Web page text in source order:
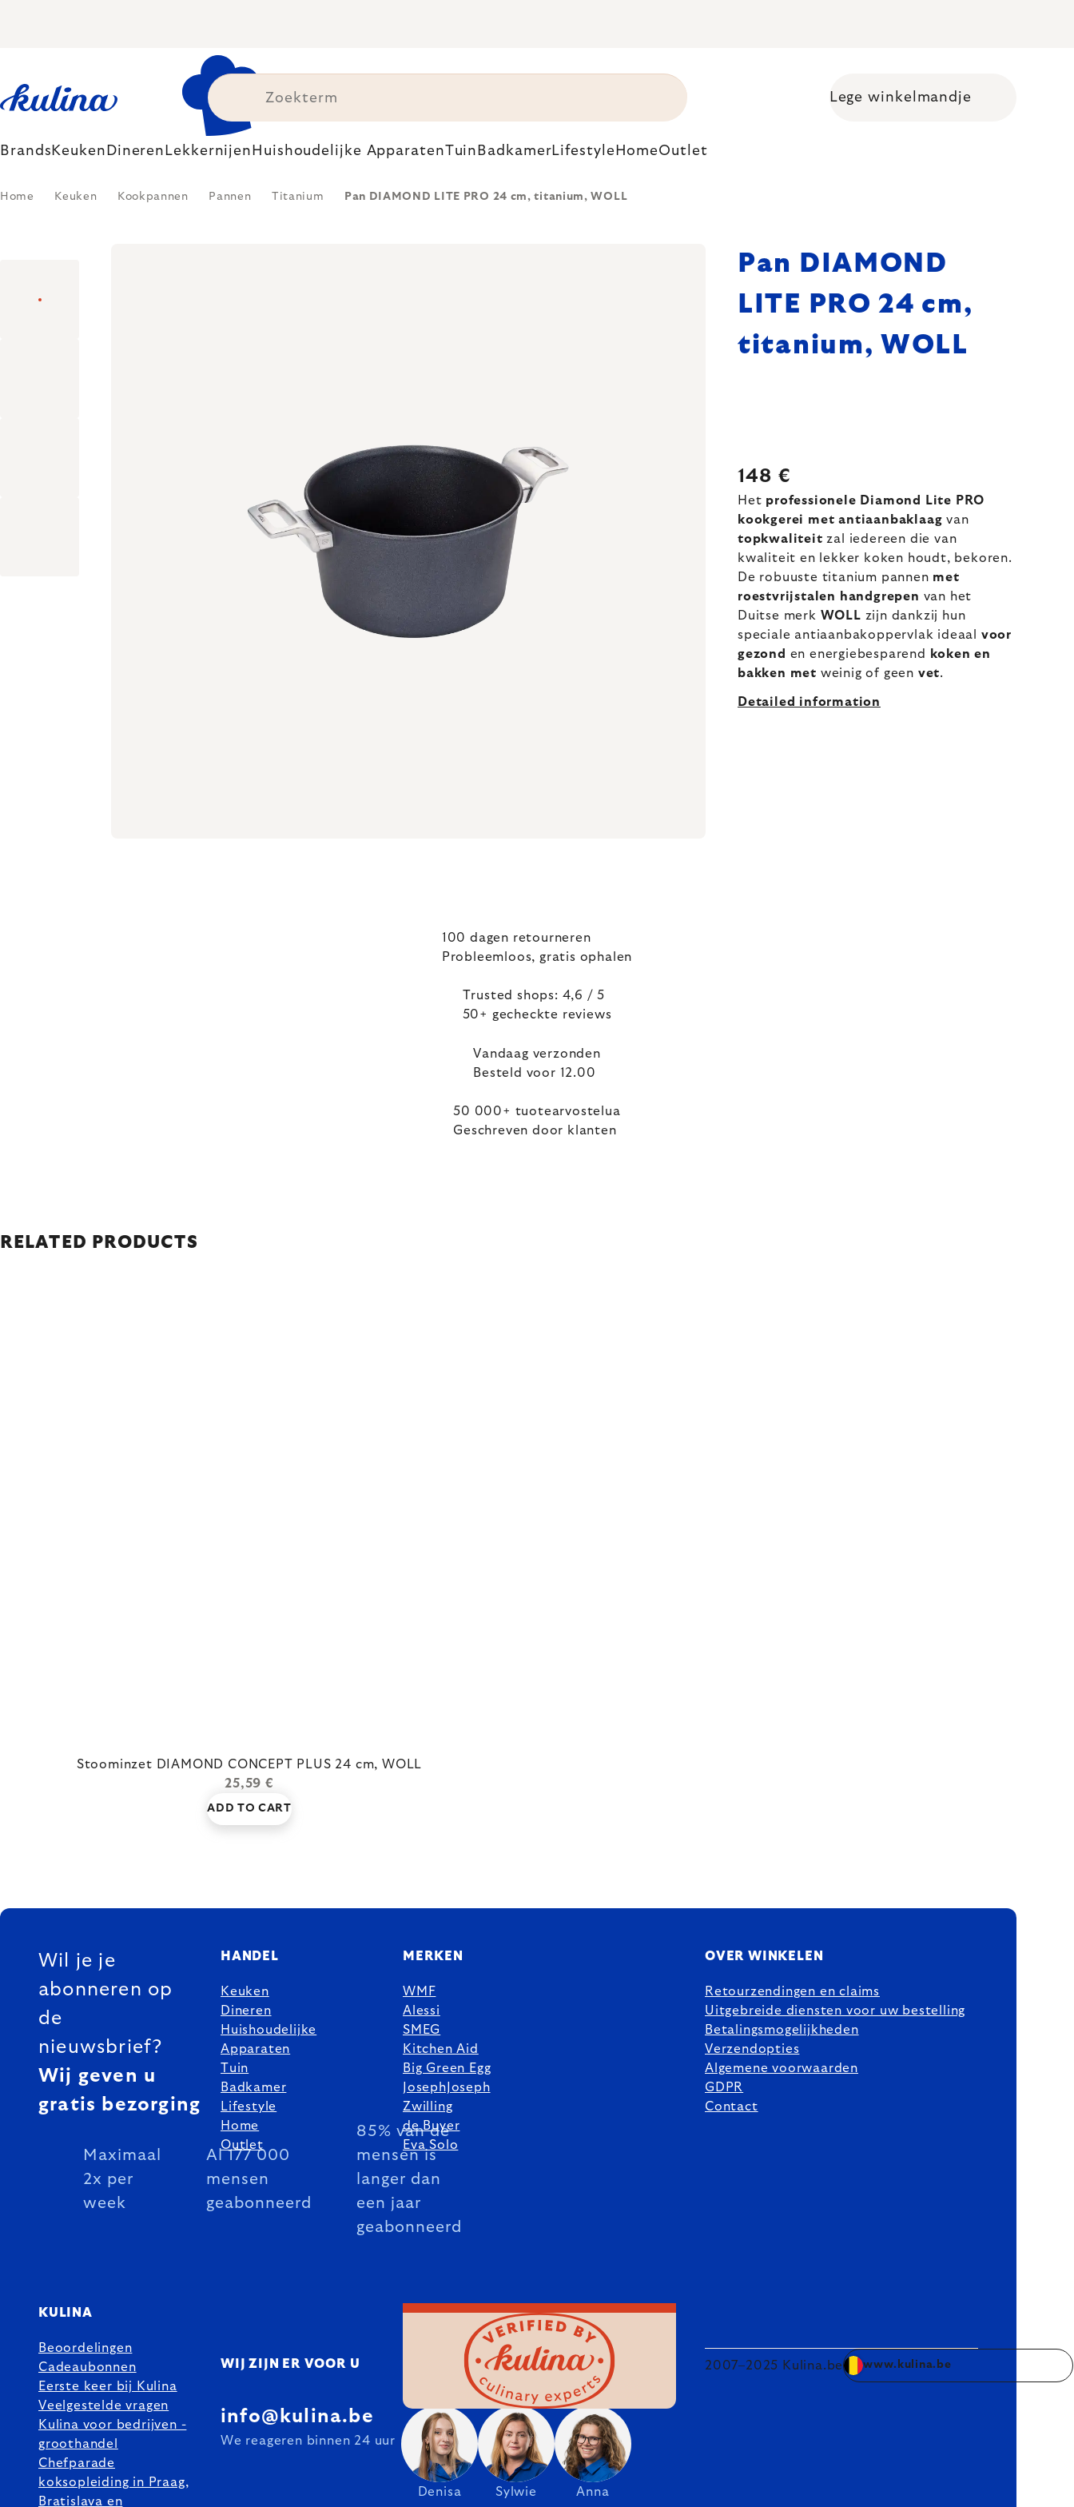
Shopping cart
Lege winkelmandje
Brands Keuken Dineren Lekkernijen Huishoudelijke ApparatenTuin BadkamerLifestyle HomeOutlet
Home Keuken Kookpannen Pannen Titanium Pan DIAMOND LITE PRO 24 cm, titanium, WOLL
Pan DIAMOND
LITE PRO 24 cm,
titanium, WOLL
148 €
Het professionele Diamond Lite PRO
kookgerei met antiaanbaklaagvan
topkwaliteit zal iedereen die van
kwaliteit en lekker koken houdt, bekoren.
De robuuste titanium pannen met
roestvrijstalen handgrepen van het
Duitse merk WOLL zijn dankzij hun
speciale antiaanbakoppervlak ideaal voor
gezond en energiebesparend
koken en
bakken met weinig of geen vet.
Detailed information
100 dagen retourneren
Probleemloos, gratis ophalen
Trusted shops: 4,6 / 5
50+ gecheckte reviews
Vandaag verzonden
Besteld voor 12.00
50 000+ tuotearvostelua
Geschreven door klanten
RELATED PRODUCTS
Stoominzet DIAMOND CONCEPT PLUS 24 cm, WOLL
25,59 €
ADD TO CART
FOOTER
Wil je je
abonneren op
de
nieuwsbrief?
Wij geven u
gratis bezorging
Maximaal
2x per
week
Al 177 000
mensen
geabonneerd
85% van de
mensen is
langer dan
een jaar
geabonneerd
HANDEL
Keuken
Dineren
Huishoudelijke
Apparaten
Tuin
Badkamer
Lifestyle
Home
Outlet
MERKEN
WMF
Alessi
SMEG
Kitchen Aid
Big Green Egg
JosephJoseph
Zwilling
de Buyer
Eva Solo
OVER WINKELEN
Retourzendingen en claims
Uitgebreide diensten voor uw bestelling
Betalingsmogelijkheden
Verzendopties
Algemene voorwaarden
GDPR
Contact
KULINA
Beoordelingen
Cadeaubonnen
Eerste keer bij Kulina
Veelgestelde vragen
Kulina voor bedrijven -
groothandel
Chefparade
koksopleiding in Praag,
Bratislava en
WIJ ZIJN ER VOOR U
Denisa Sylwie Anna
info@kulina.be
We reageren binnen 24 uur
2007–2025 Kulina.be www.kulina.be